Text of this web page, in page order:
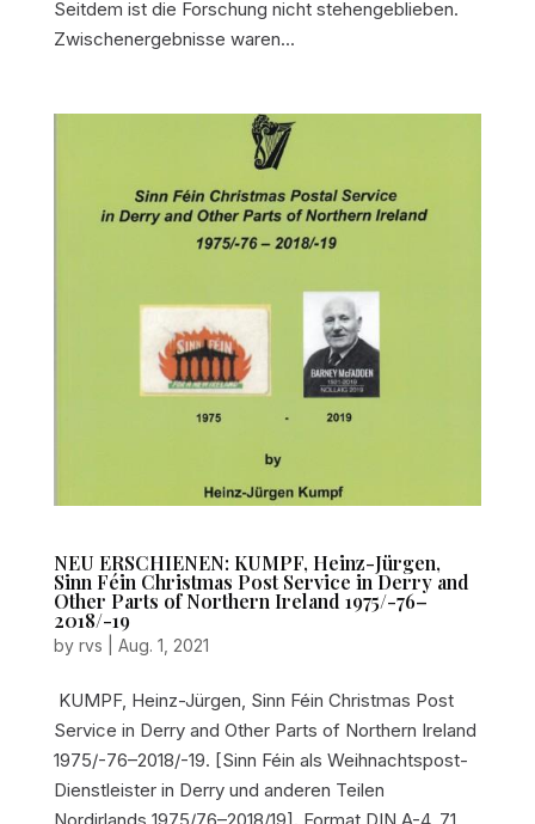
Seitdem ist die Forschung nicht stehengeblieben.
Zwischenergebnisse waren...
NEU ERSCHIENEN: KUMPF, Heinz-Jürgen,
Sinn Féin Christmas Post Service in Derry and
Other Parts of Northern Ireland 1975/-76–
2018/-19
by rvs Aug. 1, 2021
KUMPF, Heinz-Jürgen, Sinn Féin Christmas Post
Service in Derry and Other Parts of Northern Ireland
1975/-76–2018/-19. [Sinn Féin als Weihnachtspost-
Dienstleister in Derry und anderen Teilen
Nordirlands 1975/76–2018/19]. Format DIN A-4, 71